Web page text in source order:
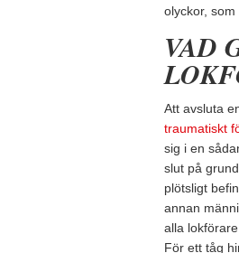
olyckor,
VAD
Att avsluta
traumatiskt
sig i en
slut på
plötsligt
annan
alla
För ett tåg